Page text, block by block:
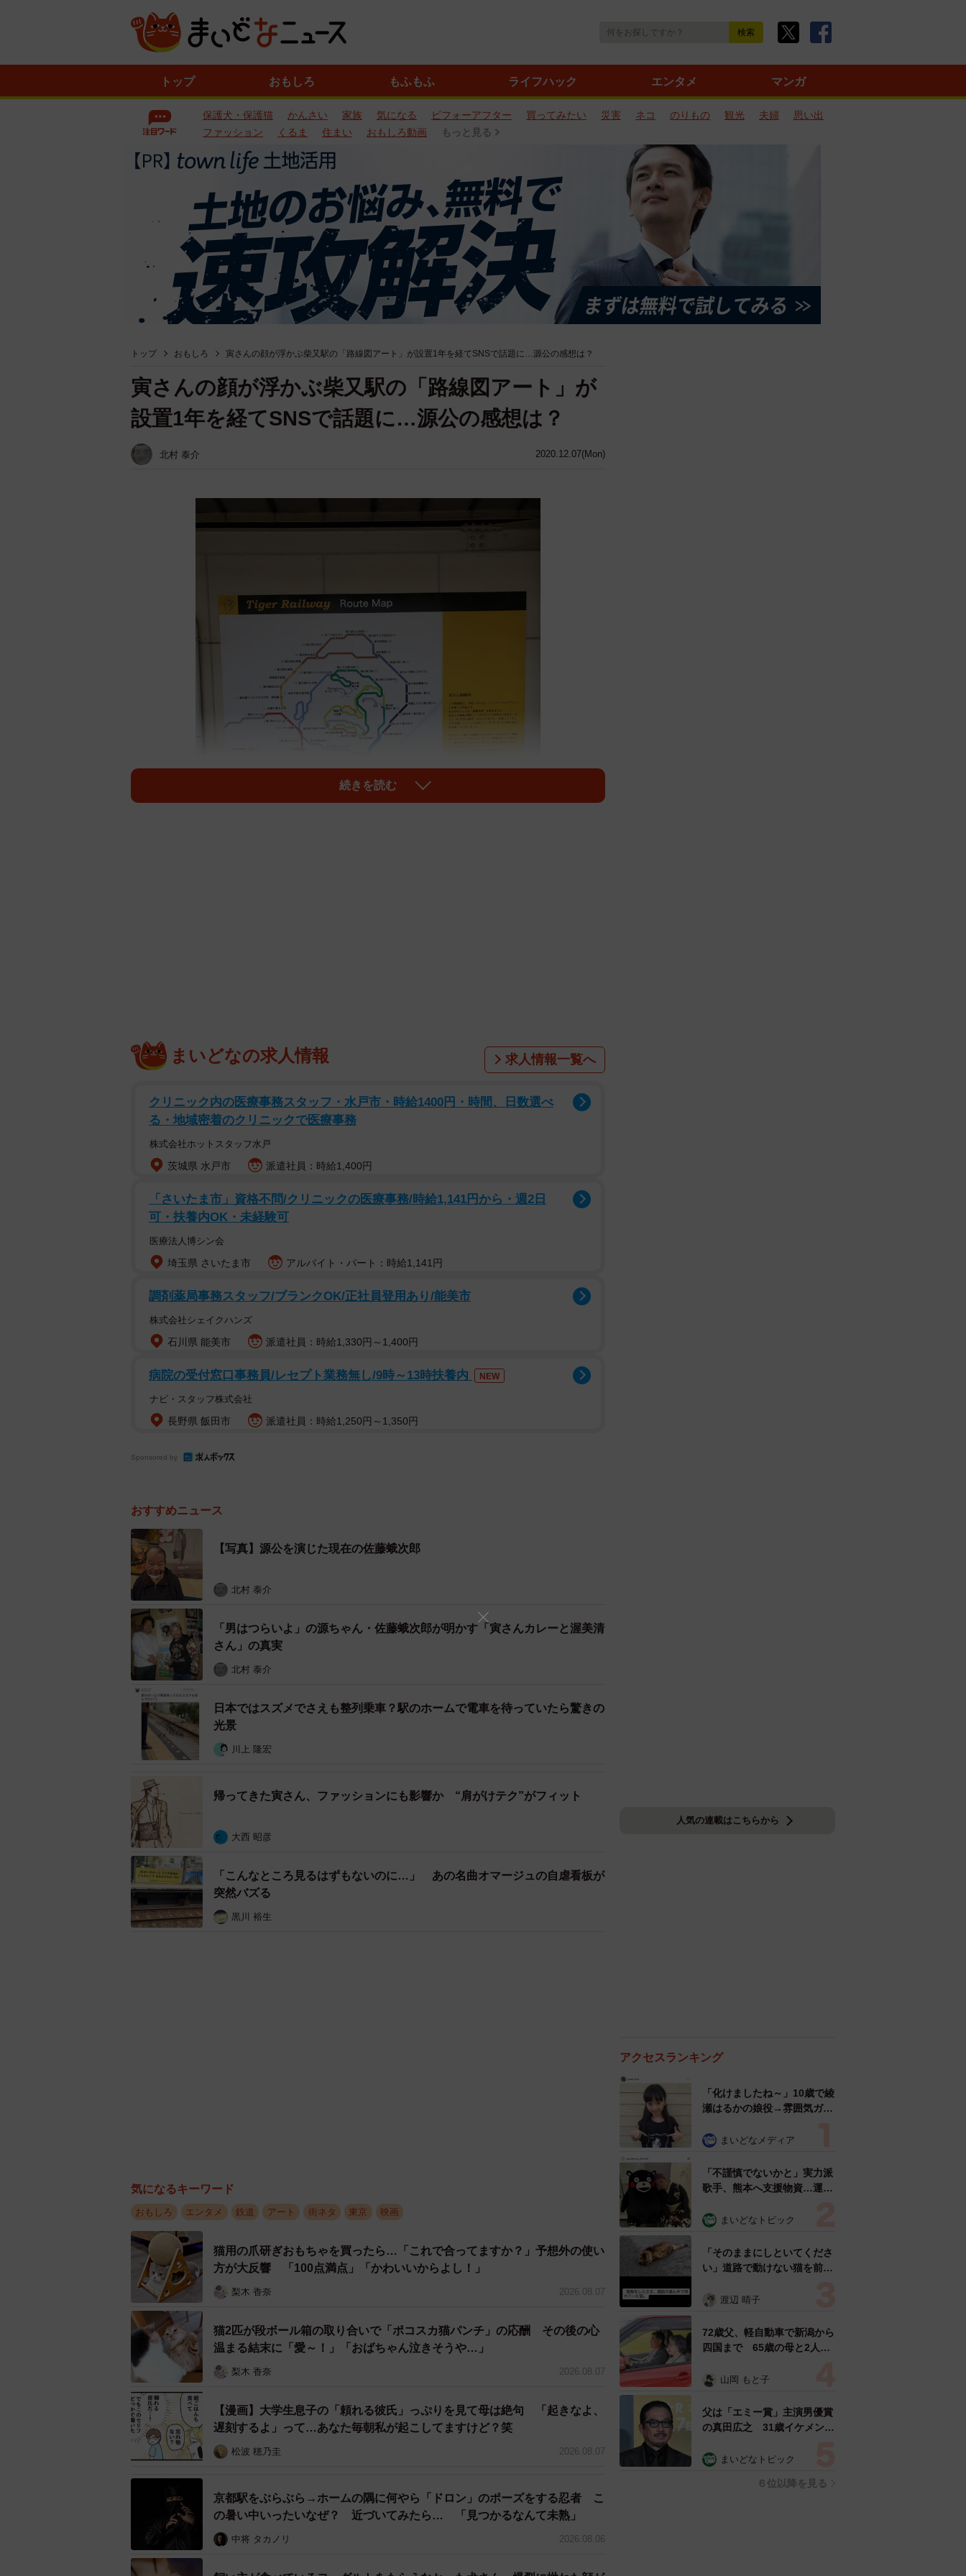
トップ おもしろ もふもふ ライフハック エンタメ マンガ
保護犬・保護猫 かんさい 家族 気になる ビフォーアフター 買ってみたい 災害 ネコ のりもの 観光 夫婦
思い出
ファッション
くるま 住まい おもしろ動画 もっと見る
トップ おもしろ 寅さんの顔が浮かぶ柴又駅の「路線図アート」が設置1年を経てSNSで話題に…源公の感想は？
2020.12.07(Mon)
寅さんの顔が浮かぶ柴又駅の「路線図アート」が
設置1年を経てSNSで話題に…源公の感想は？
北村 泰介
る東京都葛飾区の京成電鉄金町線「柴又駅」のホームにあるとSNSで話題になっている。現
場で作品を吟味した上で、同シリーズにレギュラー出演した俳優にも感想を聞いた。
京成金町線は、2.5キロの間に京成高砂、柴又、京成金町の3駅からなる路線。中間に位置
する柴又駅の高砂駅行き上りホームに作品はある。縦約2メートル、横約2.5メートルの大き
さで、チラ見程度だと路線図かと思うのだが、よく見ると、駅名ではなく、全50作の作品名
と5人の登場人物の役名が記されている。さらに少し距離を置いて凝視すれば寅さんの顔が
浮かび上がってくる。
とはいえ、このホームに作品が設置されたのは昨年10月のこと。実は1年以上もたってい
った」というツイートをきっかけに、「すげー！！」「マジか！気づかなかったわ！！」
「京成も粋なことするもんだね」「地元の寅さん愛感じます」といった投稿が相次いだ。
続きを読む
まいどなの求人情報 求人情報一覧へ
クリニック内の医療事務スタッフ・水戸市・時給1400円・時間、日数選べ
る・地域密着のクリニックで医療事務
株式会社ホットスタッフ水戸
茨城県 水戸市 派遣社員：時給1,400円
「さいたま市」資格不問/クリニックの医療事務/時給1,141円から・週2日
可・扶養内OK・未経験可
医療法人博シン会
埼玉県 さいたま市 アルバイト・パート：時給1,141円
調剤薬局事務スタッフ/ブランクOK/正社員登用あり/能美市
株式会社シェイクハンズ
石川県 能美市 派遣社員：時給1,330円～1,400円
病院の受付窓口事務員/レセプト業務無し/9時～13時扶養内 NEW
ナビ・スタッフ株式会社
長野県 飯田市 派遣社員：時給1,250円～1,350円
Sponsored by
おすすめニュース
【写真】源公を演じた現在の佐藤蛾次郎
北村 泰介
「男はつらいよ」の源ちゃん・佐藤蛾次郎が明かす「寅さんカレーと渥美清
さん」の真実
北村 泰介
日本ではスズメでさえも整列乗車？駅のホームで電車を待っていたら驚きの
光景
川上 隆宏
帰ってきた寅さん、ファッションにも影響か “肩がけテク”がフィット
大西 昭彦
「こんなところ見るはずもないのに…」 あの名曲オマージュの自虐看板が
突然バズる
黒川 裕生
気になるキーワード
おもしろ エンタメ 鉄道 アート 街ネタ 東京 映画
猫用の爪研ぎおもちゃを買ったら…「これで合ってますか？」予想外の使い
方が大反響 「100点満点」「かわいいからよし！」
梨木 香奈 2026.08.07
猫2匹が段ボール箱の取り合いで「ポコスカ猫パンチ」の応酬 その後の心
温まる結末に「愛～！」「おばちゃん泣きそうや…」
梨木 香奈 2026.08.07
【漫画】大学生息子の「頼れる彼氏」っぷりを見て母は絶句 「起きなよ、
遅刻するよ」って…あなた毎朝私が起こしてますけど？笑
松波 穂乃圭 2026.08.07
京都駅をぶらぶら→ホームの隅に何やら「ドロン」のポーズをする忍者 こ
の暑い中いったいなぜ？ 近づいてみたら… 「見つかるなんて未熟」
中将 タカノリ 2026.08.06
人気の連載はこちらから
アクセスランキング
「化けましたね～」10歳で綾
瀬はるかの娘役→雰囲気ガラ
雰囲気が」「宝塚に入れそ
まいどなメディア
「不謹慎でないかと」実力派
歌手、熊本へ支援物資…運搬
めらい 「痛いほど伝わる」
まいどなトピック
「そのままにしといてくださ
い」道路で動けない猫を前に
ようとした4日間 「命の重
表の訴え
渡辺 晴子
72歳父、軽自動車で新潟から
四国まで 65歳の母と2人で
憩まで分刻み… 「大学生で
山岡 もと子
父は「エミー賞」主演男優賞
の真田広之 31歳イケメン俳
「ガチヒロさんそっくり」
まいどなトピック
６位以降を見る